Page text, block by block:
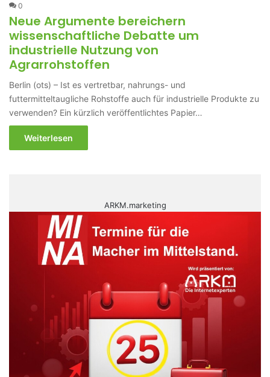
0
Neue Argumente bereichern
wissenschaftliche Debatte um
industrielle Nutzung von
Agrarrohstoffen
Berlin (ots) – Ist es vertretbar, nahrungs- und
futtermitteltaugliche Rohstoffe auch für industrielle Produkte zu
verwenden? Ein kürzlich veröffentlichtes Papier…
Weiterlesen
ARKM.marketing